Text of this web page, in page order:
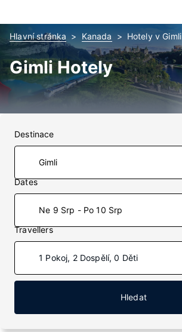
Hlavní stránka Kanada Hotely v Gimli
Gimli Hotely
Destinace
Dates
Ne 9 Srp - Po 10 Srp
Travellers
1 Pokoj, 2 Dospělí, 0 Děti
Hledat